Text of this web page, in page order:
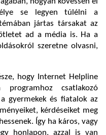
se legyen túlélni a
jártas társakat az
ad a média is. Ha a
szeretne olvasni,
hogy Internet Helpline
csatlakozó
gyermekek és fiatalok az
kérdéseiket meg
Így ha káros, vagy
honlapon, azzal is van